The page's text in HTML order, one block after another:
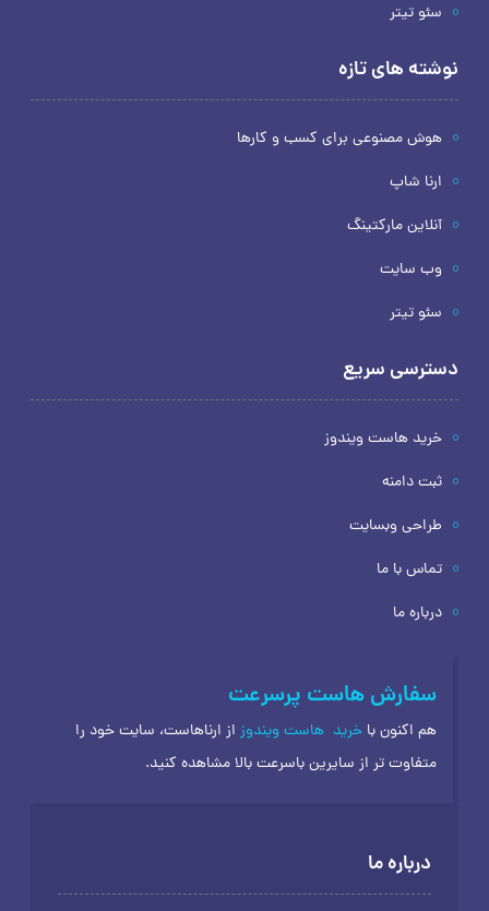
سئو تیتر
نوشته های تازه
هوش مصنوعی برای کسب و کارها
ارنا شاپ
آنلاین مارکتینگ
وب سایت
سئو تیتر
دسترسی سریع
خرید هاست ویندوز
ثبت دامنه
طراحی وبسایت
تماس با ما
درباره ما
سفارش هاست پرسرعت
هم اکنون با خرید هاست ویندوزاز ارناهاست، سایت خود را
متفاوت تر از سایرین باسرعت بالا مشاهده کنید.
درباره ما